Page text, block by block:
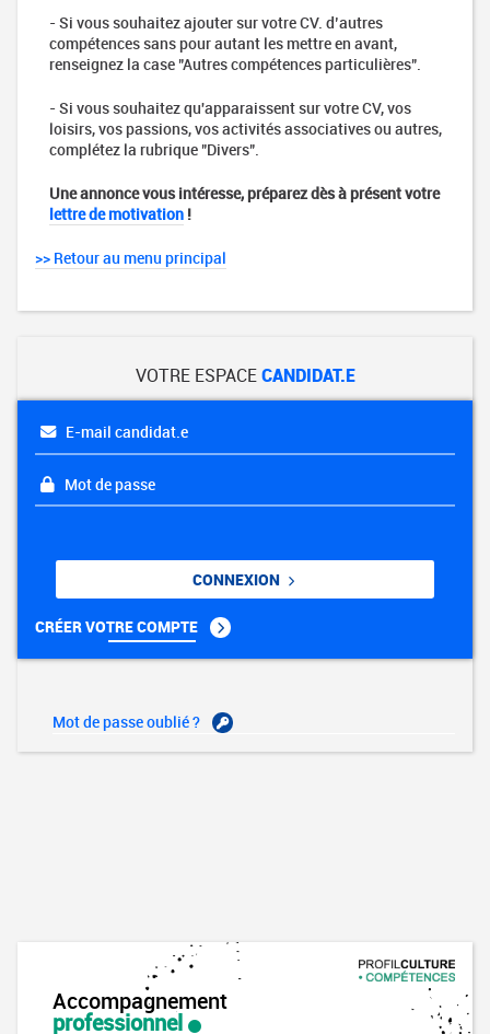
- Si vous souhaitez ajouter sur votre CV. d’autres
compétences sans pour autant les mettre en avant,
renseignez la case "Autres compétences particulières".
- Si vous souhaitez qu'apparaissent sur votre CV, vos
loisirs, vos passions, vos activités associatives ou autres,
complétez la rubrique "Divers".
Une annonce vous intéresse, préparez dès à présent votre
lettre de motivation!
>> Retour au menu principal
VOTRE ESPACECANDIDAT.E
E-mail candidat.e
Mot de passe
CONNEXION
CRÉER VOTRE COMPTE
Mot de passe oublié ?
Accompagnement
professionnel